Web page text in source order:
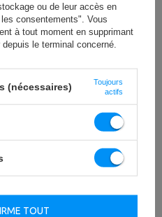
séparément sous la
immédiatement,
les acheter à tout moment
Grâce à cette solution, tu
à portée de main.
ou de leur accès en
consentements". Vous
à tout moment en supprimant
le terminal concerné.
(nécessaires)
Toujours
actifs
TOUT